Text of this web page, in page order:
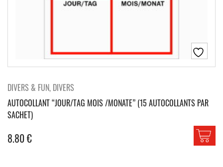
DIVERS & FUN, DIVERS
AUTOCOLLANT “JOUR/TAG MOIS /MONATE” (15 AUTOCOLLANTS PAR
SACHET)
8.80€